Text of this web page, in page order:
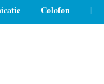
Colofon |